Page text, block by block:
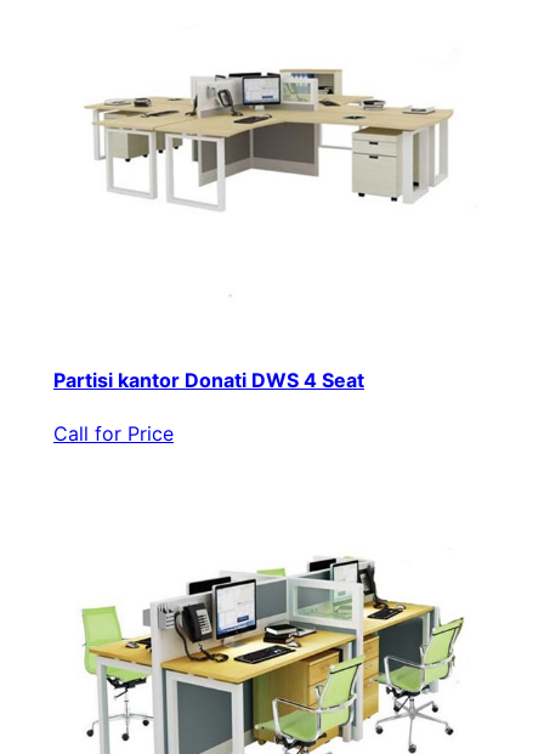
Partisi kantor Donati DWS 4 Seat
Call for Price